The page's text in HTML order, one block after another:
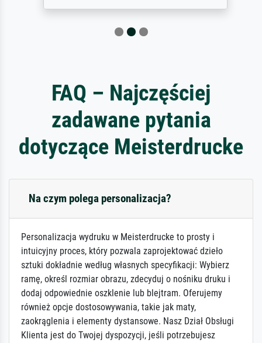
FAQ – Najczęściej
zadawane pytania
dotyczące Meisterdrucke
Na czym polega personalizacja?
Personalizacja wydruku w Meisterdrucke to prosty i
intuicyjny proces, który pozwala zaprojektować dzieło
sztuki dokładnie według własnych specyfikacji: Wybierz
ramę, określ rozmiar obrazu, zdecyduj o nośniku druku i
dodaj odpowiednie oszklenie lub blejtram. Oferujemy
również opcje dostosowywania, takie jak maty,
zaokrąglenia i elementy dystansowe. Nasz Dział Obsługi
Klienta jest do Twojej dyspozycji, jeśli potrzebujesz